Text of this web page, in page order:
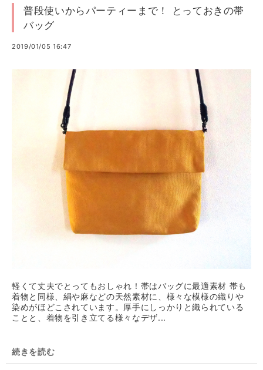
普段使いからパーティーまで！ とっておきの帯
バッグ
2019/01/05 16:47
軽くて丈夫でとってもおしゃれ！帯はバッグに最適素材 帯も
着物と同様、絹や麻などの天然素材に、様々な模様の織りや
染めがほどこされています。厚手にしっかりと織られている
ことと、着物を引き立てる様々なデザ...
続きを読む